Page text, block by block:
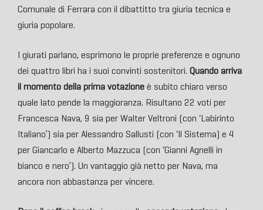
Comunale di Ferrara con il dibattitto tra giuria tecnica e
giuria popolare.
I giurati parlano, esprimono le proprie preferenze e ognuno
dei quattro libri ha i suoi convinti sostenitori. Quando arriva
il momento della prima votazione è subito chiaro verso
quale lato pende la maggioranza. Risultano 22 voti per
Francesca Nava, 9 sia per Walter Veltroni (con ‘Labirinto
Italiano’) sia per Alessandro Sallusti (con ‘Il Sistema) e 4
per Giancarlo e Alberto Mazzuca (con ‘Gianni Agnelli in
bianco e nero’). Un vantaggio già netto per Nava, ma
ancora non abbastanza per vincere.